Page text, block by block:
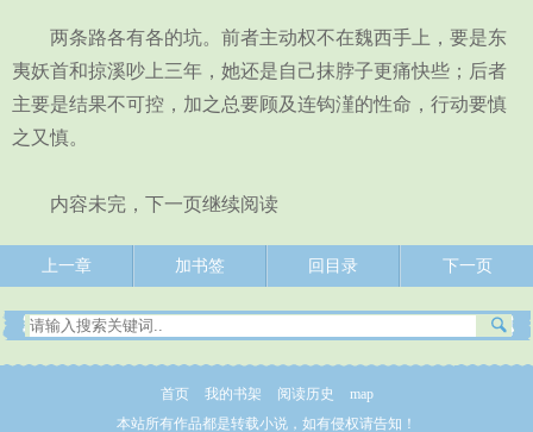
两条路各有各的坑。前者主动权不在魏西手上，要是东
夷妖首和掠溪吵上三年，她还是自己抹脖子更痛快些；后者
主要是结果不可控，加之总要顾及连钩漌的性命，行动要慎
之又慎。
内容未完，下一页继续阅读
上一章 加书签 回目录 下一页
首页 我的书架 阅读历史
map
本站所有作品都是转载小说，如有侵权请告知！